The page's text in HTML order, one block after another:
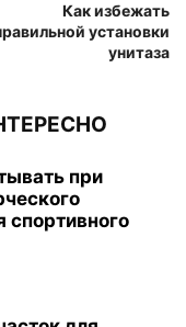
Как избежать
установки
унитаза
при